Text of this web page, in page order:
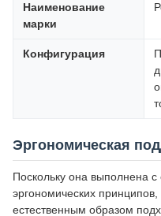
Наименование
марки
Конфигурация
Эргономическая
Поскольку она выполнена
эргономических
естественным образом